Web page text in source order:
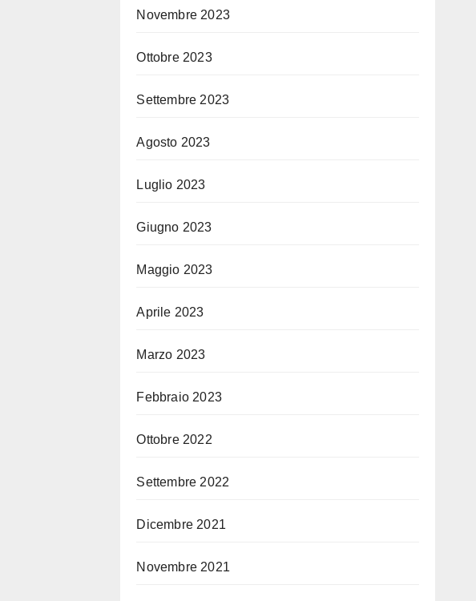
Novembre 2023
Ottobre 2023
Settembre 2023
Agosto 2023
Luglio 2023
Giugno 2023
Maggio 2023
Aprile 2023
Marzo 2023
Febbraio 2023
Ottobre 2022
Settembre 2022
Dicembre 2021
Novembre 2021